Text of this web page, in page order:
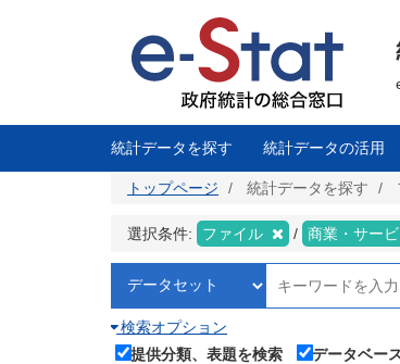
に
統計データを探す 統計データの活用
トップページ 統計データを探す
選択条件: ファイル 商業・サー
検索オプション
提供分類、表題を検索
データベー